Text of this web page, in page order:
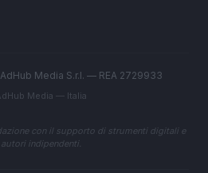
Media S.r.l. — REA 2729933
Media — Italia
con il supporto di strumenti digitali e
indipendenti.